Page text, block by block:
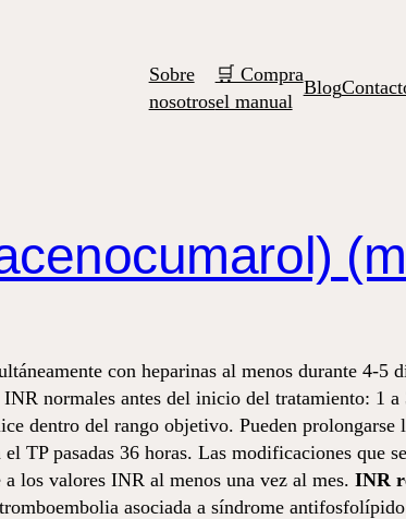
Sobre
nosotros
🛒 Compra
el manual
Blog
con heparinas al menos durante 4-5
INR normales antes del inicio del tratamiento: 1
dentro del rango objetivo. Pueden
pasadas 36 horas. Las modificaciones que
a los valores INR al menos una vez al mes. INR
asociada a síndrome